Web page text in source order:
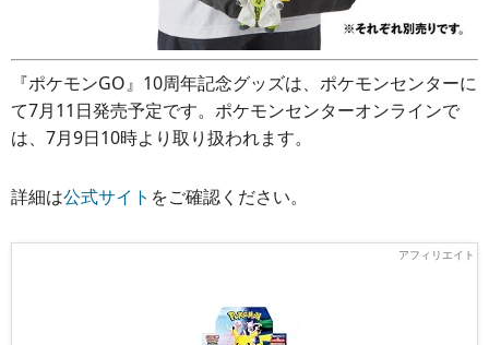
『ポケモンGO』10周年記念グッズは、ポケモンセンターに
て7月11日発売予定です。ポケモンセンターオンラインで
は、7月9日10時より取り扱われます。
詳細は公式サイト をご確認ください。